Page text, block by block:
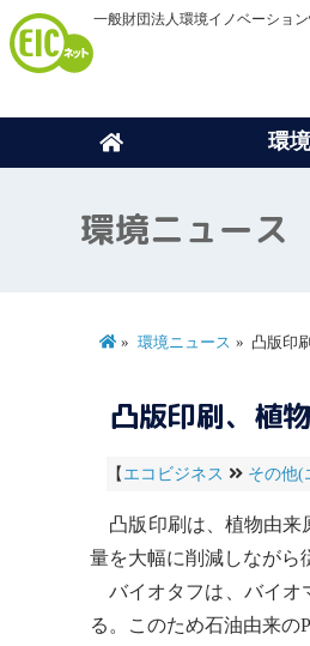
一般財団法人環境イノベーショ
環
環境ニュース
環境ニュース 凸版印
凸版印刷、植
【 エコビジネス その他(
凸版印刷は、植物由来
量を大幅に削減しながら
バイオタフは、 バイオ
る。このため石油由来の